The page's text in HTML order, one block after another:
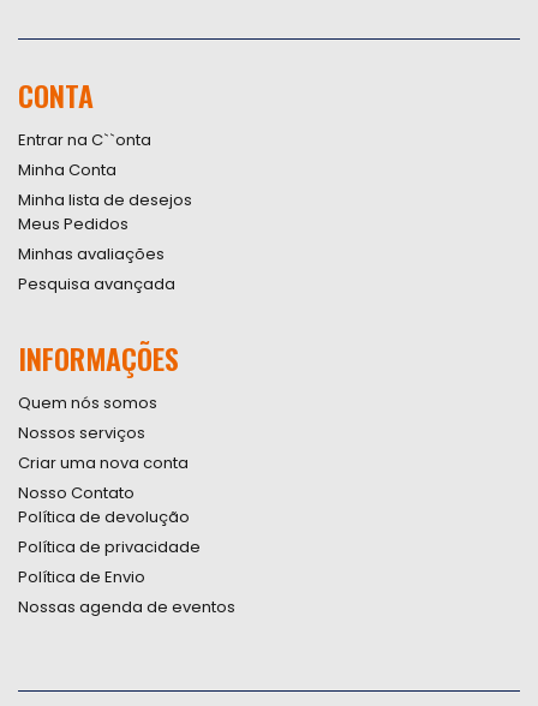
Newsletter:
CONTA
Entrar na C``onta
Minha Conta
Minha lista de desejos
Meus Pedidos
Minhas avaliações
Pesquisa avançada
INFORMAÇÕES
Quem nós somos
Nossos serviços
Criar uma nova conta
Nosso Contato
Política de devolução
Política de privacidade
Política de Envio
Nossas agenda de eventos